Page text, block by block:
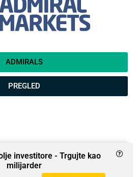
ADMIRALS
PREGLED
investitore - Trgujte kao
milijarder